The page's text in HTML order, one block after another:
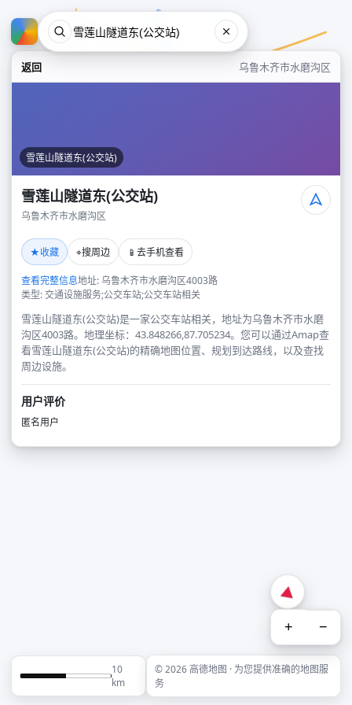
返回 乌鲁木齐市水磨沟区
雪莲山隧道东(公交站)
雪莲山隧道东(公交站)
乌鲁木齐市水磨沟区
★收藏 ⌖搜周边 📱 去手机查看
查看完整信息地址: 乌鲁木齐市水磨沟区4003路
类型: 交通设施服务;公交车站;公交车站相关
雪莲山隧道东(公交站)是一家公交车站相关，地址为乌鲁木齐市水磨
沟区4003路。地理坐标：43.848266,87.705234。您可以通过Amap查
看雪莲山隧道东(公交站)的精确地图位置、规划到达路线，以及查找
周边设施。
用户评价
匿名用户
+ −
10
km
© 2026 高德地图 · 为您提供准确的地图服
务